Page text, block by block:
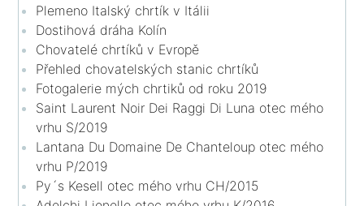
Plemeno Italský chrtík v Itálii
Dostihová dráha Kolín
Chovatelé chrtíků v Evropě
Přehled chovatelských stanic chrtíků
Fotogalerie mých chrtiků od roku 2019
Saint Laurent Noir Dei Raggi Di Luna otec mého
vrhu S/2019
Lantana Du Domaine De Chanteloup otec mého
vrhu P/2019
Py´s Kesell otec mého vrhu CH/2015